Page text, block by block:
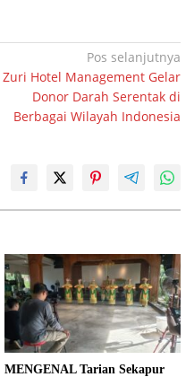
Pos selanjutnya
Zuri Hotel Management Gelar
Donor Darah Serentak di
Berbagai Wilayah Indonesia
MENGENAL Tarian Sekapur